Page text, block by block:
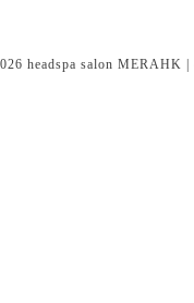
headspa salon MERAHK